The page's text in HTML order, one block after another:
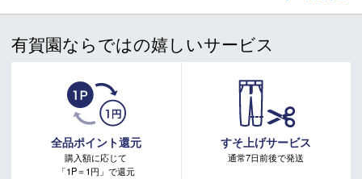
場合、取付工賃は無料です。
＊商品に質問などある場合は、ご購入前にショップまでお問
い合わせください。
■ キャンペーン期間：毎週 金・土曜日 AM 0:00 - PM 23:59
注意事項：
・有賀園ポイントの獲得には別途ログイン/新規登録が必要です。
・本特典は予告なく変更・中止させて頂く場合があります。
・本キャンペーンの特典を受ける場合、ドコモ専用ページでエントリーが必要です。
詳しくはこちらをご確認ください。
キャンペーンページ
有賀園ならではの嬉しいサービス
全品ポイント還元
購入額に応じて
「1P＝1円」で還元
すそ上げサービス
通常7日前後で発送